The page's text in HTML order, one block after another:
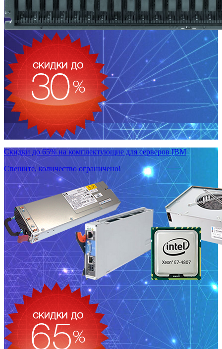
Скидки до 65% на комплектующие для серверов IBM
Спешите, количество ограничено!